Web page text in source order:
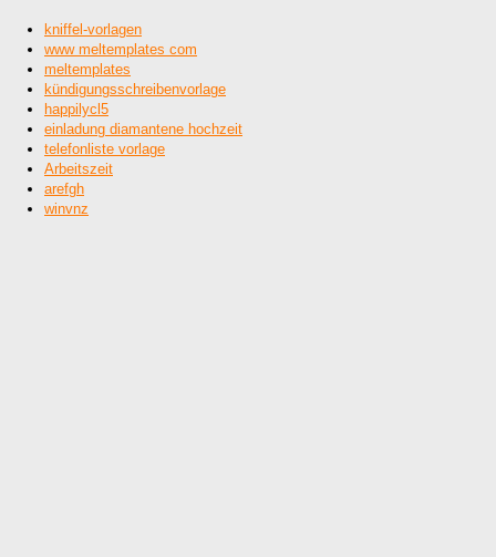
kniffel-vorlagen
www meltemplates com
meltemplates
kündigungsschreibenvorlage
happilycl5
einladung diamantene hochzeit
telefonliste vorlage
Arbeitszeit
arefgh
winvnz